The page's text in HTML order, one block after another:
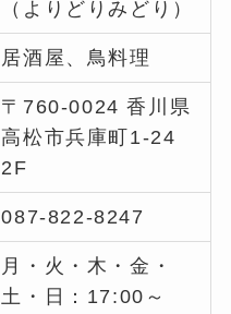
（よりどりみどり）
居酒屋、鳥料理
〒760-0024 香川県
高松市兵庫町1-24
2F
087-822-8247
月・火・木・金・
土・日：17:00～